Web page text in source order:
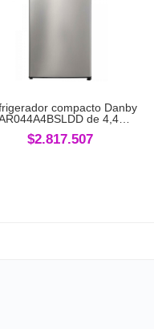
compacto Danby
de 4,4…
$2.817.507